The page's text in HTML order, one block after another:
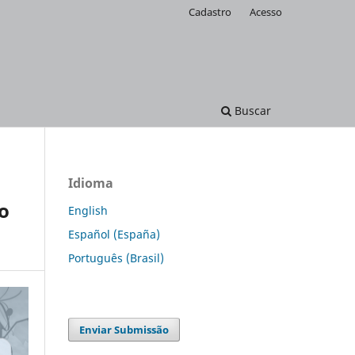
Buscar
Cadastro Acesso
Idioma
English
Español (España)
Português (Brasil)
Enviar Submissão